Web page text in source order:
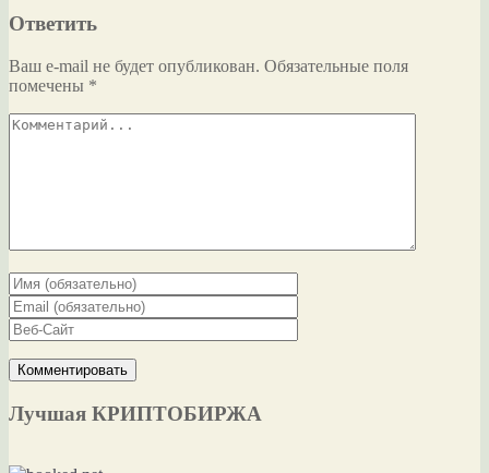
Ответить
Ваш e-mail не будет опубликован. Обязательные поля
помечены *
Лучшая КРИПТОБИРЖА